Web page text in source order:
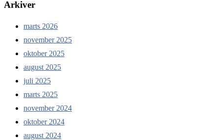
Arkiver
marts 2026
november 2025
oktober 2025
august 2025
juli 2025
marts 2025
november 2024
oktober 2024
august 2024